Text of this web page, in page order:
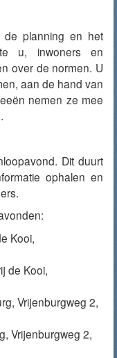
de planning en het
u, inwoners en
over de normen. U
aan de hand van
nemen ze mee
Dit duurt
ophalen en
Kooi,
de Kooi,
Vrijenburgweg 2,
Vrijenburgweg 2,